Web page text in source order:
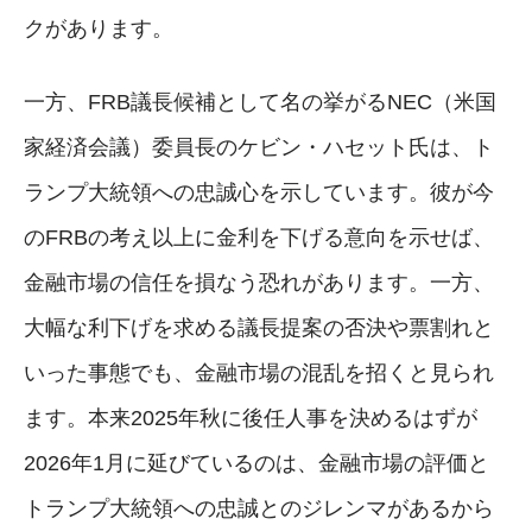
クがあります。
一方、FRB議長候補として名の挙がるNEC（米国
家経済会議）委員長のケビン・ハセット氏は、ト
ランプ大統領への忠誠心を示しています。彼が今
のFRBの考え以上に金利を下げる意向を示せば、
金融市場の信任を損なう恐れがあります。一方、
大幅な利下げを求める議長提案の否決や票割れと
いった事態でも、金融市場の混乱を招くと見られ
ます。本来2025年秋に後任人事を決めるはずが
2026年1月に延びているのは、金融市場の評価と
トランプ大統領への忠誠とのジレンマがあるから